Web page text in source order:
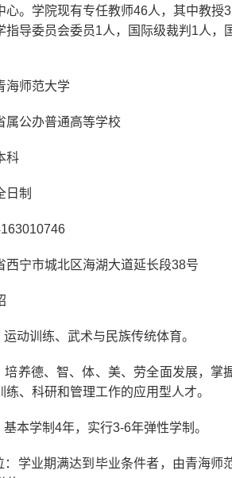
心。学院现有专任教师46人，其中教
指导委员会委员1人，国际级裁判1人
师范大学
公办普通高等学校
科
制
宁市城北区海湖大道延长段38号
训练、武术与民族传统体育。
德、智、体、美、劳全面发展，掌
、科研和管理工作的应用型人才。
学制4年，实行3-6年弹性学制。
业期满达到毕业条件者，由青海师